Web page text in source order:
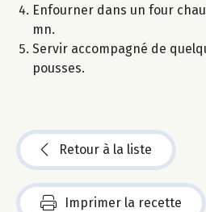
Enfourner dans un four
mn.
Servir accompagné de
pousses.
Retour à la liste
Imprimer la recette